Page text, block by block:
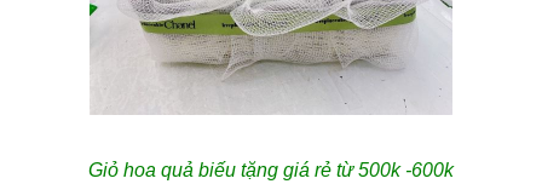
Giỏ hoa quả biếu tặng giá rẻ từ 500k -600k